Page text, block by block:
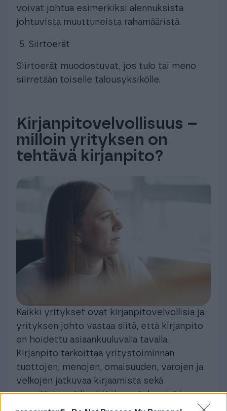
voivat johtua esimerkiksi alennuksista
johtuvista muuttuneista rahamääristä.
Siirtoerät
Siirtoerät muodostuvat, jos tulo tai meno
siirretään toiselle talousyksikölle.
Kirjanpitovelvollisuus –
milloin yrityksen on
tehtävä kirjanpito?
Kaikki yritykset ovat kirjanpitovelvollisia ja
yrityksen johto vastaa siitä, että kirjanpito
on hoidettu asiaankuuluvalla tavalla.
Kirjanpito tarkoittaa yritystoiminnan
tuottojen, menojen, omaisuuden, varojen ja
velkojen jatkuvaa kirjaamista sekä
vuosittaisen tilinpäätöksen tekemistä.